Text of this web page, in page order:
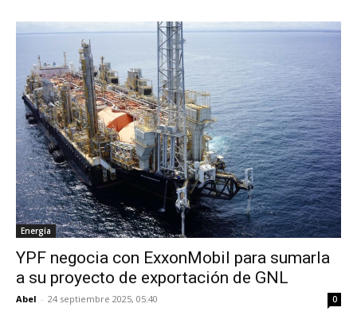
Energía
YPF negocia con ExxonMobil para sumarla
a su proyecto de exportación de GNL
Abel - 24 septiembre 2025, 05:40 0